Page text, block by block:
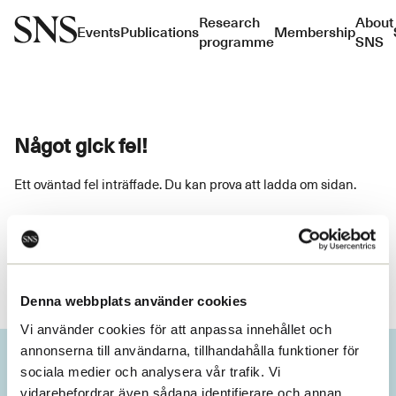
Denna webbplats använder cookies
Vi använder cookies för att anpassa innehållet och
annonserna till användarna, tillhandahålla funktioner för
sociala medier och analysera vår trafik. Vi
vidarebefordrar även sådana identifierare och annan
EventsPublicationsResearch
programmeMembershipAbout
SNS
Något gick fel!
Ett oväntad fel inträffade. Du kan prova att ladda om sidan.
Ladda om